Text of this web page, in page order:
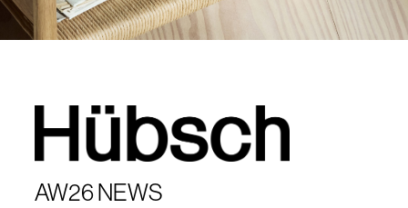
AW26 NEWS